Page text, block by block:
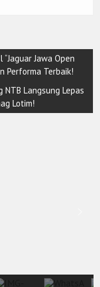
Jawa Open
Performa Terbaik!
NTB Langsung Lepas
Lotim!